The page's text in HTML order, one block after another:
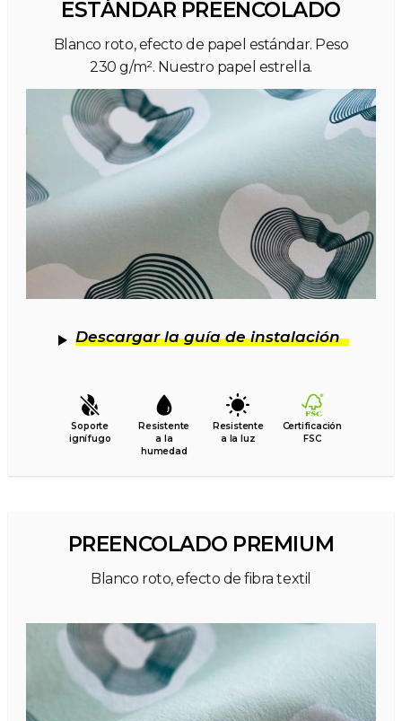
ESTÁNDAR PREENCOLADO
Blanco roto, efecto de papel estándar. Peso
230 g/m². Nuestro papel estrella.
Descargar la guía de instalación
Soporte
ignífugo
Resistente
a la
humedad
Resistente
a la luz
Certificación
FSC
PREENCOLADO PREMIUM
Blanco roto, efecto de fibra textil